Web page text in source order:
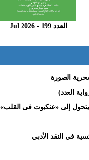
العدد 199 - 2026 Jul
الصورة
العدد)
يتحول إلى «عنكبوت فى القلب»
في النقد الأدبي